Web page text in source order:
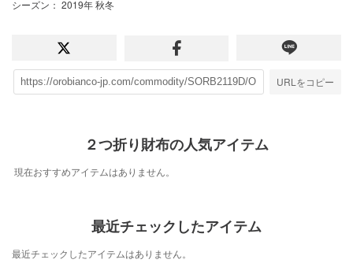
シーズン ： 2019年 秋冬
URLをコピー
２つ折り財布の人気アイテム
現在おすすめアイテムはありません。
最近チェックしたアイテム
最近チェックしたアイテムはありません。